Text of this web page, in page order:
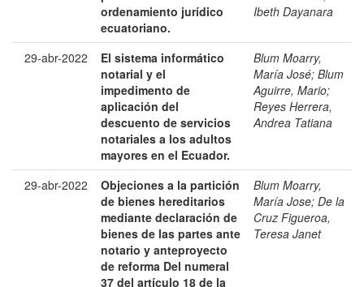
ordenamiento jurídico
ecuatoriano.
Ibeth Dayanara
29-abr-2022
El sistema informático
notarial y el
impedimento de
aplicación del
descuento de servicios
notariales a los adultos
mayores en el Ecuador.
Blum Moarry,
María José; Blum
Aguirre, Mario;
Reyes Herrera,
Andrea Tatiana
29-abr-2022
Objeciones a la partición
de bienes hereditarios
mediante declaración de
bienes de las partes ante
notario y anteproyecto
de reforma Del numeral
37 del artículo 18 de la
Blum Moarry,
María Jose; De la
Cruz Figueroa,
Teresa Janet